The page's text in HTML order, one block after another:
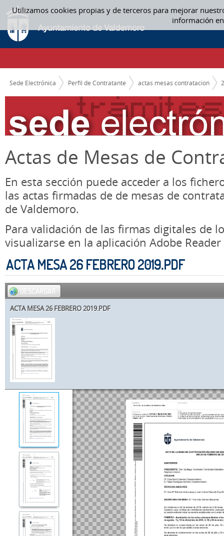
Utilizamos cookies propias y de terceros para mejorar
información
Saltar al contenido
ACTAS MESAS CONTRATACION
CAMINO DE MIGAS
Sede Electrónica Perfil de Contratante actas mesas contratacion
Actas de Mesas de
En esta sección puede acceder a los
las actas firmadas de de mesas de
de Valdemoro.
Para validación de las firmas digitales de
visualizarse en la aplicación Adobe Reader
ACTA MESA 26 FEBRERO 2019.PDF
DESCARGAR
ACTA MESA 26 FEBRERO 2019.PDF